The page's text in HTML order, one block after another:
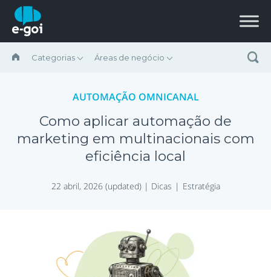
Ir para o conteúdo
Categorias Áreas de negócio
AUTOMAÇÃO OMNICANAL
Como aplicar automação de
marketing em multinacionais com
eficiência local
22 abril, 2026 (updated) | Dicas Estratégia